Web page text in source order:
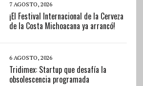
7 AGOSTO, 2026
¡El Festival Internacional de la Cerveza
de la Costa Michoacana ya arrancó!
6 AGOSTO, 2026
Tridimex: Startup que desafía la
obsolescencia programada